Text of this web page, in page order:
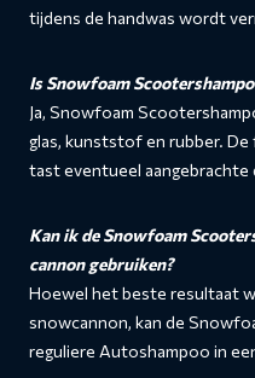
tijdens de handwas wordt
Is Snowfoam
Ja, Snowfoam
glas, kunststof en rubber.
tast eventueel aangebrachte
Kan ik de Snowfoam
cannon gebruiken?
Hoewel het beste resultaat
snowcannon, kan de
reguliere Autoshampoo in